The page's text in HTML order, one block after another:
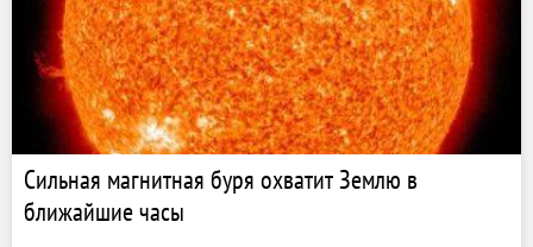
Сильная магнитная буря охватит Землю в
ближайшие часы